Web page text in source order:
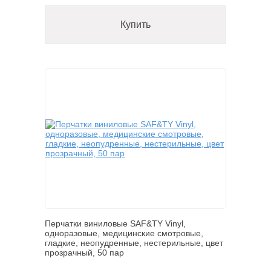
Купить
Перчатки виниловые SAF&TY Vinyl,
одноразовые, медицинские смотровые,
гладкие, неопудренные, нестерильные, цвет
прозрачный, 50 пар